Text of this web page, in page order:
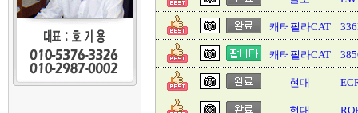
캐터필라CAT
캐터필라CAT
현대
현대